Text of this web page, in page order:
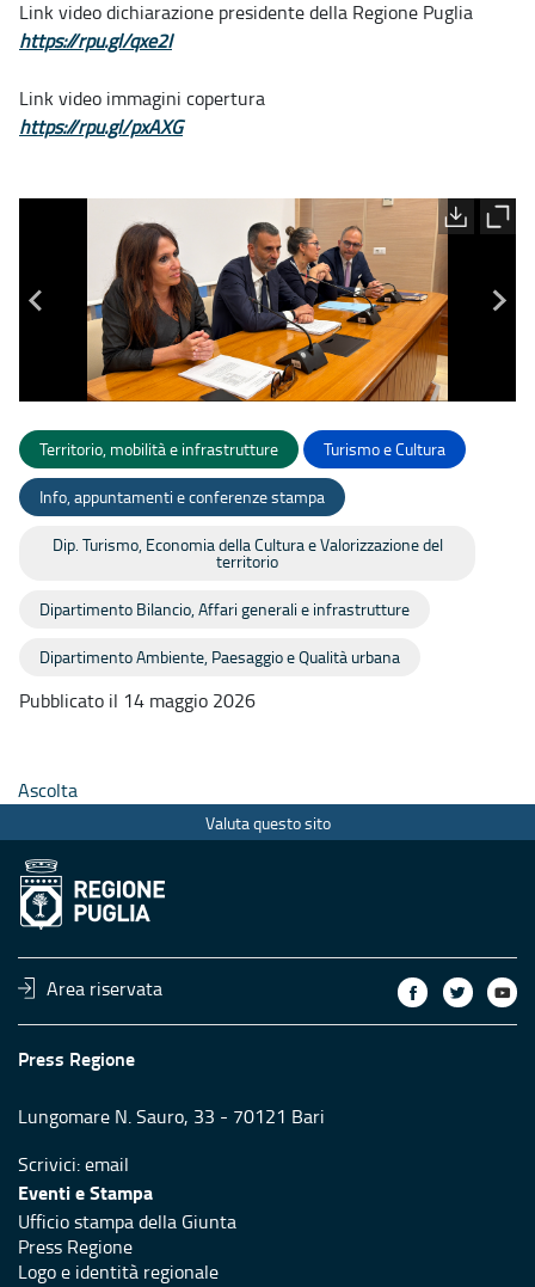
Link video dichiarazione presidente della Regione Puglia
https://rpu.gl/qxe2I
Link video immagini copertura
https://rpu.gl/pxAXG
Territorio, mobilità e infrastrutture Turismo e Cultura
Info, appuntamenti e conferenze stampa
Dip. Turismo, Economia della Cultura e Valorizzazione del
territorio
Dipartimento Bilancio, Affari generali e infrastrutture
Dipartimento Ambiente, Paesaggio e Qualità urbana
Pubblicato il 14 maggio 2026
Ascolta
Valuta questo sito
Area riservata
Press Regione
Lungomare N. Sauro, 33 - 70121 Bari
Scrivici:email
Eventi e Stampa
Ufficio stampa della Giunta
Press Regione
Logo e identità regionale